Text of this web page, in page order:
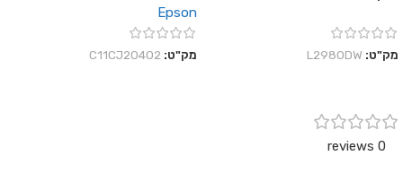
מק"ט: L2980DW
Epson
מק"ט: C11CJ20402
0 reviews